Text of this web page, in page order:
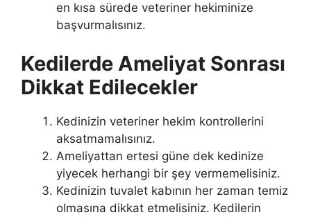
en kısa sürede veteriner hekiminize
başvurmalısınız.
Kedilerde Ameliyat Sonrası
Dikkat Edilecekler
Kedinizin veteriner hekim kontrollerini
aksatmamalısınız.
Ameliyattan ertesi güne dek kedinize
yiyecek herhangi bir şey vermemelisiniz.
Kedinizin tuvalet kabının her zaman temiz
olmasına dikkat etmelisiniz. Kedilerin